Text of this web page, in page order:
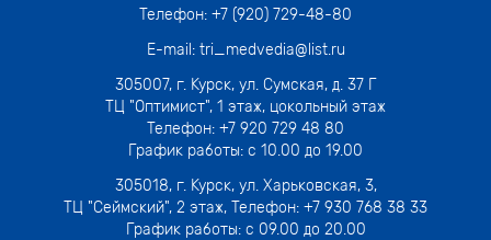
Телефон: +7 (920) 729-48-80
E-mail: tri_medvedia@list.ru
305007, г. Курск, ул. Сумская, д. 37 Г
ТЦ "Оптимист", 1 этаж, цокольный этаж
Телефон: +7 920 729 48 80
График работы: с 10.00 до 19.00
305018,г. Курск, ул. Харьковская, 3,
ТЦ "Сеймский", 2 этаж, Телефон: +7 930 768 38 33
График работы: с 09.00 до 20.00